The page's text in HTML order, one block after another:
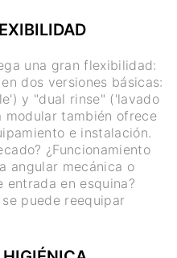
una gran flexibilidad:
dos versiones básicas:
y "dual rinse" ('lavado
modular también ofrece
e instalación.
¿Funcionamiento
angular mecánica o
entrada en esquina?
puede reequipar